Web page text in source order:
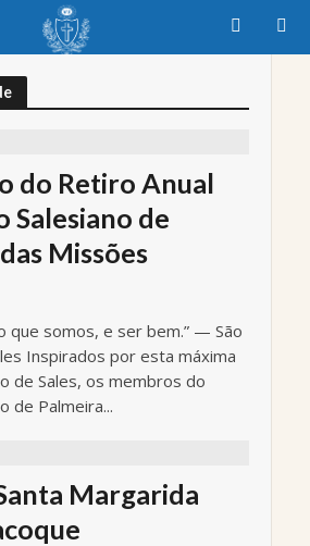
do Retiro Anual
Salesiano de
Missões
que somos, e ser bem.” — São
Inspirados por esta máxima
de Sales, os membros do
de Palmeira...
Margarida